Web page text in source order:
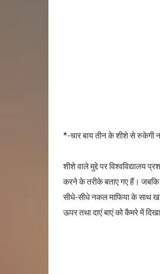
*-चार बाय तीन के शीशे से
शीशे वाले मुद्दे पर विश्वविद्यालय
करने के तरीके बताए गए हैं। जबकि
सीधे-सीधे नकल माफिया के साथ खड़ा
ऊपर तथा दाएं बाएं को कैमरे में